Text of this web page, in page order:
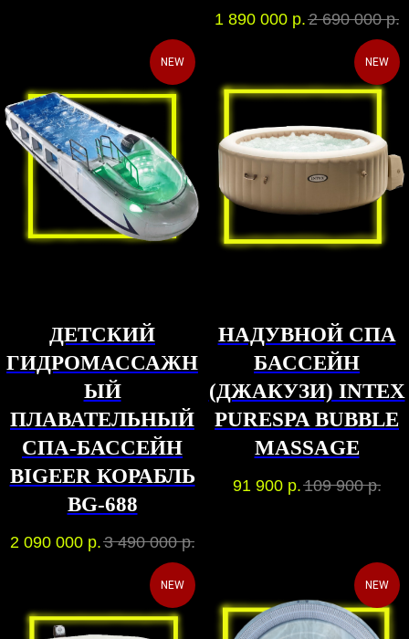
1 890 000 р.2 690 000 р.
NEW
ДЕТСКИЙ
ГИДРОМАССАЖН
ЫЙ
ПЛАВАТЕЛЬНЫЙ
СПА-БАССЕЙН
BIGEER КОРАБЛЬ
BG-688
2 090 000 р.3 490 000 р.
NEW
НАДУВНОЙ СПА
БАССЕЙН
(ДЖАКУЗИ) INTEX
PURESPA BUBBLE
MASSAGE
91 900 р.109 900 р.
NEW NEW